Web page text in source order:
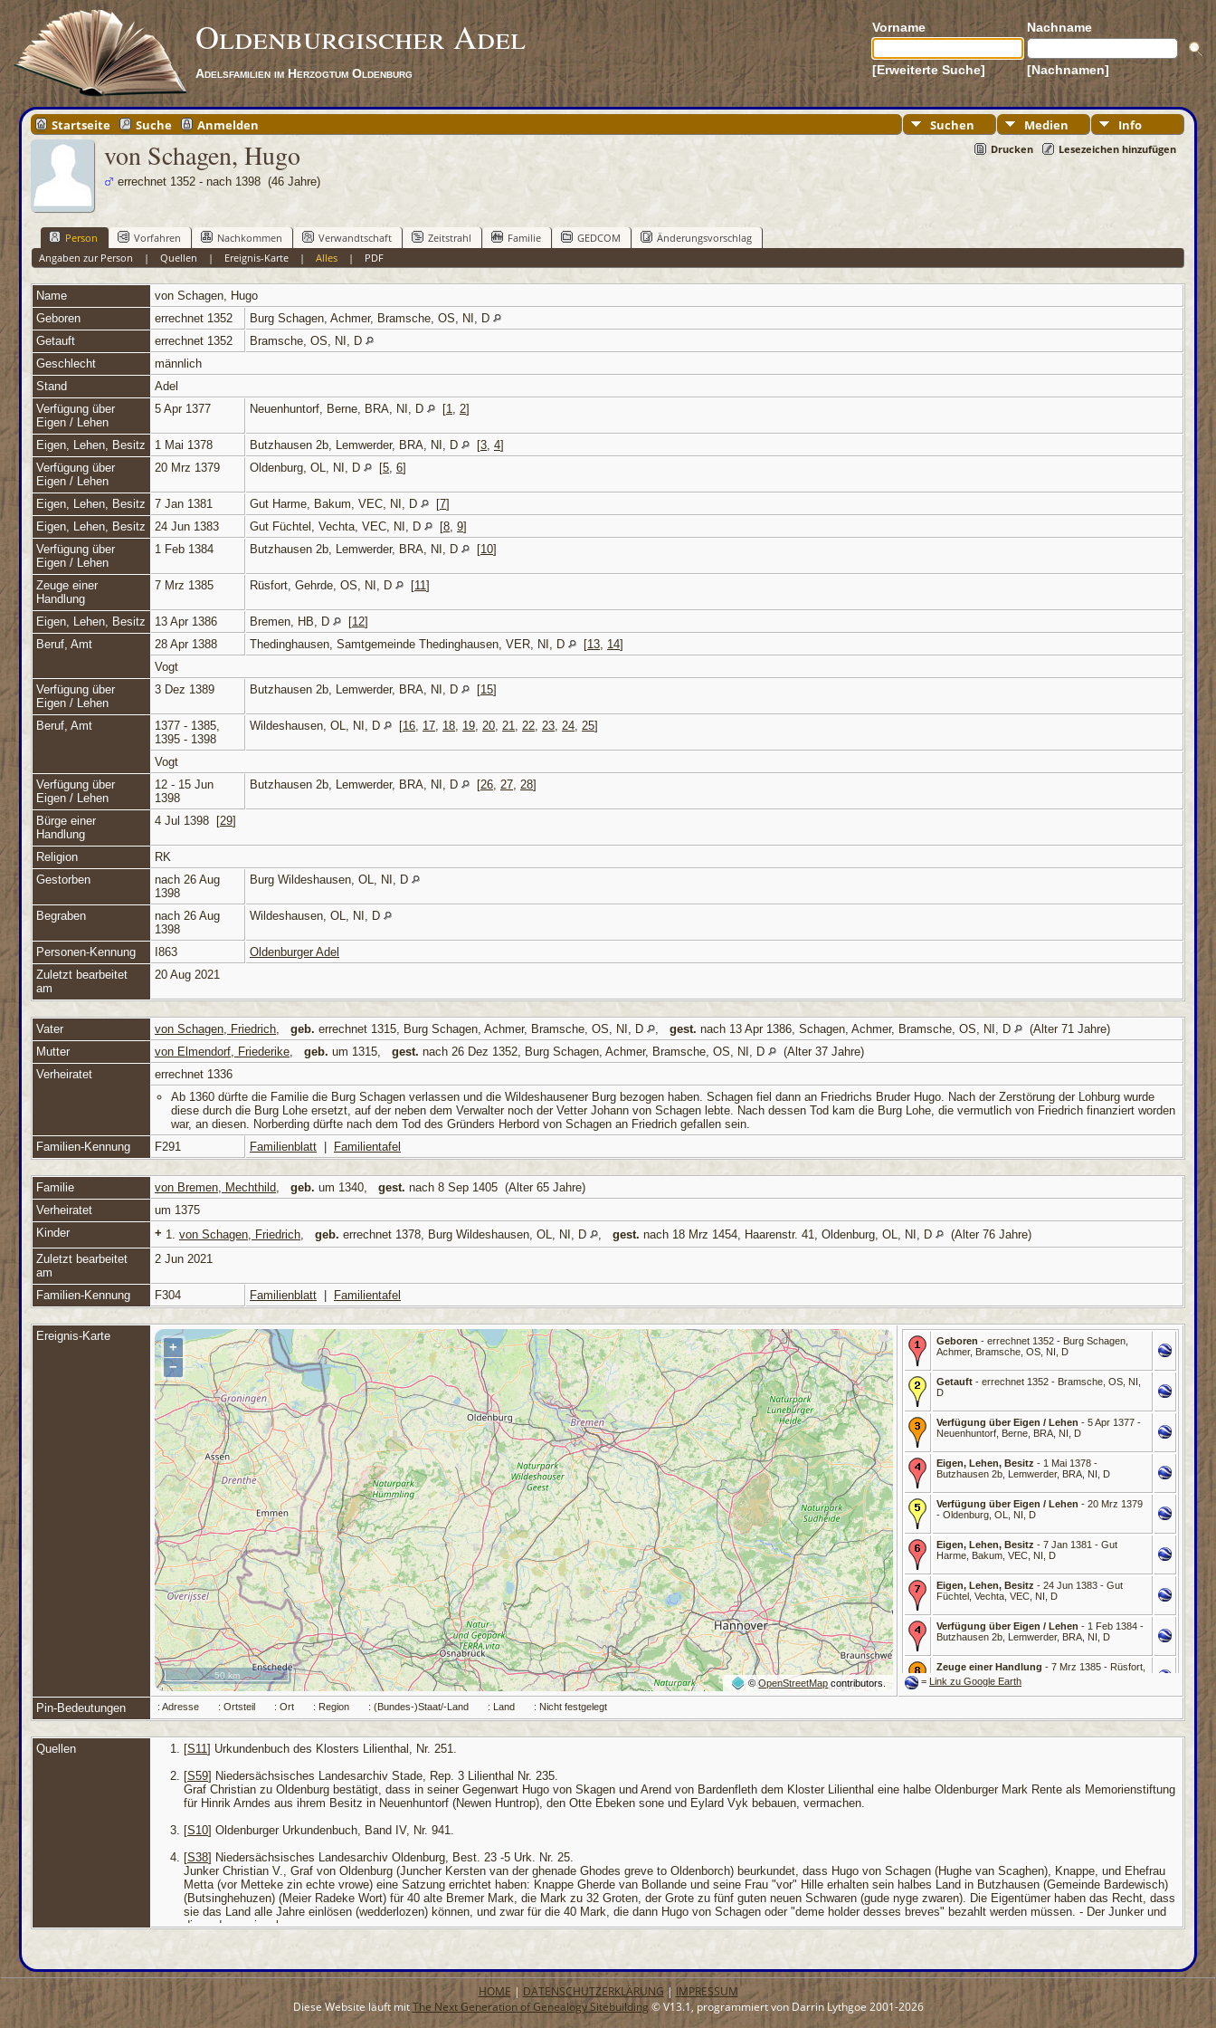
Oldenburgischer Adel
Adelsfamilien im Herzogtum Oldenburg
Vorname Nachname
[Erweiterte Suche] [Nachnamen]
Startseite Suche Anmelden Suchen Medien Info
Drucken Lesezeichen hinzufügen
von Schagen, Hugo
errechnet 1352 - nach 1398 (46 Jahre)
Person Vorfahren Nachkommen Verwandtschaft Zeitstrahl Familie GEDCOM
Änderungsvorschlag
Angaben zur Person | Quellen | Ereignis-Karte| Alles| PDF
Name von Schagen, Hugo
Geboren
errechnet 1352
Burg Schagen, Achmer, Bramsche, OS, NI, D
Getauft
errechnet 1352
Bramsche, OS, NI, D
Geschlecht
männlich
Stand
Adel
Verfügung über
Eigen / Lehen
5 Apr 1377 Neuenhuntorf, Berne, BRA, NI, D [1, 2]
Eigen, Lehen, Besitz 1 Mai 1378 Butzhausen 2b, Lemwerder, BRA, NI, D [3, 4]
Verfügung über
Eigen / Lehen
20 Mrz 1379 Oldenburg, OL, NI, D [5, 6]
Eigen, Lehen, Besitz 7 Jan 1381 Gut Harme, Bakum, VEC, NI, D [7]
Eigen, Lehen, Besitz
24 Jun 1383 Gut Füchtel, Vechta, VEC, NI, D [8, 9]
Verfügung über
Eigen / Lehen
1 Feb 1384 Butzhausen 2b, Lemwerder, BRA, NI, D [10]
Zeuge einer
Handlung
7 Mrz 1385 Rüsfort, Gehrde, OS, NI, D [11]
Eigen, Lehen, Besitz 13 Apr 1386 Bremen, HB, D [12]
Beruf, Amt
28 Apr 1388 Thedinghausen, Samtgemeinde Thedinghausen, VER, NI, D [13, 14]
Vogt
Verfügung über
Eigen / Lehen
3 Dez 1389 Butzhausen 2b, Lemwerder, BRA, NI, D [15]
Beruf, Amt
1377 - 1385,
1395 - 1398
Wildeshausen, OL, NI, D [16, 17, 18, 19, 20, 21, 22, 23, 24, 25]
Vogt
Verfügung über
Eigen / Lehen
12 - 15 Jun
1398
Butzhausen 2b, Lemwerder, BRA, NI, D [26, 27, 28]
Bürge einer
Handlung
4 Jul 1398 [29]
Religion
RK
Gestorben
nach 26 Aug
1398
Burg Wildeshausen, OL, NI, D
Begraben
nach 26 Aug
1398
Wildeshausen, OL, NI, D
Personen-Kennung I863
Oldenburger Adel
Zuletzt bearbeitet
am
20 Aug 2021
Vater von Schagen, Friedrich, geb. errechnet 1315, Burg Schagen, Achmer, Bramsche, OS, NI, D , gest. nach 13 Apr 1386, Schagen, Achmer, Bramsche, OS, NI, D
(Alter 71 Jahre)
Mutter
von Elmendorf, Friederike, geb. um 1315, gest. nach 26 Dez 1352, Burg Schagen, Achmer, Bramsche, OS, NI, D
(Alter 37 Jahre)
Verheiratet
errechnet 1336
Ab 1360 dürfte die Familie die Burg Schagen verlassen und die Wildeshausener Burg bezogen haben. Schagen fiel dann an Friedrichs Bruder Hugo. Nach der Zerstörung der Lohburg wurde
diese durch die Burg Lohe ersetzt, auf der neben dem Verwalter noch der Vetter Johann von Schagen lebte. Nach dessen Tod kam die Burg Lohe, die vermutlich von Friedrich finanziert worden
war, an diesen. Norberding dürfte nach dem Tod des Gründers Herbord von Schagen an Friedrich gefallen sein.
Familien-Kennung
F291 Familienblatt Familientafel
Familie von Bremen, Mechthild, geb. um 1340, gest. nach 8 Sep 1405 (Alter 65 Jahre)
Verheiratet
um 1375
Kinder
+ 1. von Schagen, Friedrich, geb. errechnet 1378, Burg Wildeshausen, OL, NI, D , gest. nach 18 Mrz 1454, Haarenstr. 41, Oldenburg, OL, NI, D
(Alter 76 Jahre)
Zuletzt bearbeitet
am
2 Jun 2021
Familien-Kennung F304 Familienblatt Familientafel
Ereignis-Karte
+
−
©OpenStreetMap contributors.
50 km
Geboren - errechnet 1352 - Burg Schagen,
Achmer, Bramsche, OS, NI, D
Getauft - errechnet 1352 - Bramsche, OS, NI,
D
Verfügung über Eigen / Lehen - 5 Apr 1377 -
Neuenhuntorf, Berne, BRA, NI, D
Eigen, Lehen, Besitz - 1 Mai 1378 -
Butzhausen 2b, Lemwerder, BRA, NI, D
Verfügung über Eigen / Lehen - 20 Mrz 1379
- Oldenburg, OL, NI, D
Eigen, Lehen, Besitz - 7 Jan 1381 - Gut
Harme, Bakum, VEC, NI, D
Eigen, Lehen, Besitz - 24 Jun 1383 - Gut
Füchtel, Vechta, VEC, NI, D
Verfügung über Eigen / Lehen - 1 Feb 1384 -
Butzhausen 2b, Lemwerder, BRA, NI, D
Zeuge einer Handlung - 7 Mrz 1385 - Rüsfort,
Gehrde, OS, NI, D
HB, D
Verfügung über Eigen / Lehen- 3 Dez 1389 -
Verfügung über Eigen / Lehen- 12 - 15 Jun
1398 - Butzhausen 2b, Lemwerder, BRA, NI, D
Gestorben - nach 26 Aug 1398 - Burg
= Link zu Google Earth
Pin-Bedeutungen : Adresse : Ortsteil : Ort : Region : (Bundes-)Staat/-Land : Land : Nicht festgelegt
Quellen [S11] Urkundenbuch des Klosters Lilienthal, Nr. 251.
[S59] Niedersächsisches Landesarchiv Stade, Rep. 3 Lilienthal Nr. 235.
Graf Christian zu Oldenburg bestätigt, dass in seiner Gegenwart Hugo von Skagen und Arend von Bardenfleth dem Kloster Lilienthal eine halbe Oldenburger Mark Rente als Memorienstiftung
für Hinrik Arndes aus ihrem Besitz in Neuenhuntorf (Newen Huntrop), den Otte Ebeken sone und Eylard Vyk bebauen, vermachen.
[S10] Oldenburger Urkundenbuch, Band IV, Nr. 941.
[S38] Niedersächsisches Landesarchiv Oldenburg, Best. 23 -5 Urk. Nr. 25.
Junker Christian V., Graf von Oldenburg (Juncher Kersten van der ghenade Ghodes greve to Oldenborch) beurkundet, dass Hugo von Schagen (Hughe van Scaghen), Knappe, und Ehefrau
Metta (vor Metteke zin echte vrowe) eine Satzung errichtet haben: Knappe Gherde van Bollande und seine Frau "vor" Hille erhalten sein halbes Land in Butzhausen (Gemeinde Bardewisch)
(Butsinghehuzen) (Meier Radeke Wort) für 40 alte Bremer Mark, die Mark zu 32 Groten, der Grote zu fünf guten neuen Schwaren (gude nyge zwaren). Die Eigentümer haben das Recht, dass
sie das Land alle Jahre einlösen (wedderlozen) können, und zwar für die 40 Mark, die dann Hugo von Schagen oder "deme holder desses breves" bezahlt werden müssen. - Der Junker und
die anderen siegeln.
[S38] Niedersächsisches Landesarchiv Oldenburg, Best. 23-5 Urk. Nr. 27.
Junker Christian V., Graf von Oldenburg (Kersten van ghodes ghenaden greve tho Oldenborgh) beurkundet, dass Hugo von Schagen (van Scaghen), Knappe (en knape), (mit Ehefrau "vor"
Metteke) auf die Mark Geldes verzichtet hat, "de de broderschap des hylghen Lichames tho Oldenborgh in Focken hus Sunneken zone tho renthe heft", die ihnen der verstorbene Hinrik
Arndes "tho ener ewyghen luchte in zalicheyt ziner zele ghegheven heft". Hugo von Schagen will den Gildemeistern der Heilig-Leichnams-Bruderschaft (ghyllenmesteren van der broderschap
HOME | DATENSCHUTZERKLÄRUNG | IMPRESSUM
Diese Website läuft mitThe Next Generation of Genealogy Sitebuilding © V13.1, programmiert von Darrin Lythgoe 2001-2026